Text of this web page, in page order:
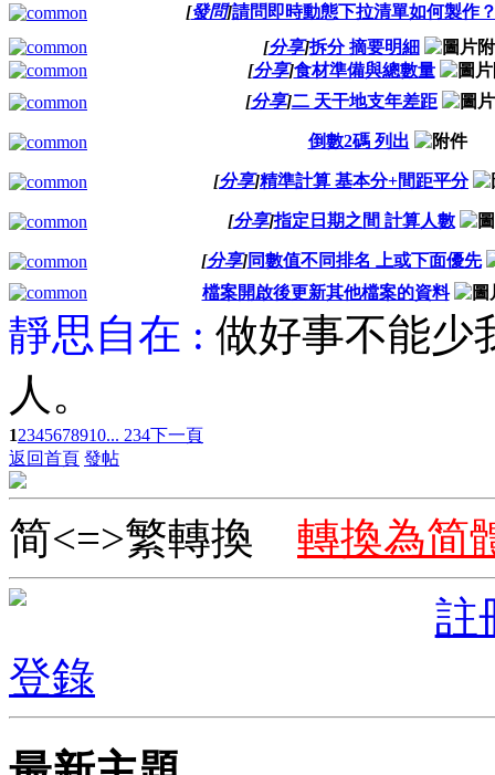
[發問]請問即時動態下拉清單如何製作
[分享]拆分 摘要明細
[分享]食材準備與總數量
[分享]二 天干地支年差距
倒數2碼 列出
[分享]精準計算 基本分+間距平分
[分享]指定日期之間 計算人數
[分享]同數值不同排名 上或下面優先
檔案開啟後更新其他檔案的資料
靜思自在 : 做好事不能少
人。
12345678910... 234下一頁
返回首頁 發帖
简<=>繁轉換 轉換為简
註
登錄